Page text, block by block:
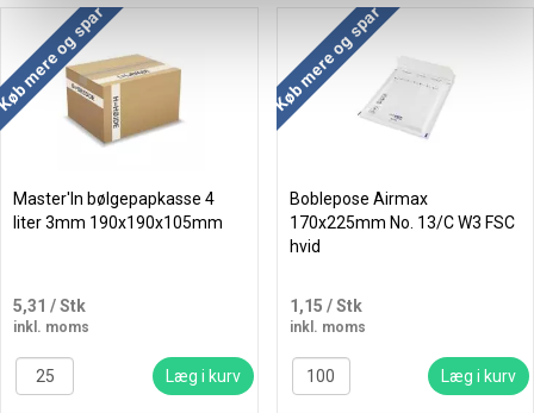
mere og spar
Master'In bølgepapkasse 4
liter 3mm 190x190x105mm
5,31 / Stk
inkl. moms
Læg i kurv
Køb mere og spar
Boblepose Airmax
170x225mm No. 13/C W3 FSC
hvid
1,15 / Stk
inkl. moms
Læg i kurv